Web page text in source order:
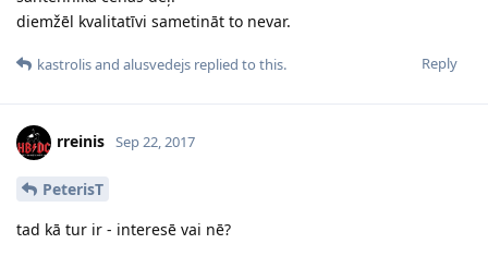
diemžēl kvalitatīvi sametināt to nevar.
Reply
kastrolisand alusvedejs replied to this.
rreinis Sep 22, 2017
PeterisT
tad kā tur ir - interesē vai nē?